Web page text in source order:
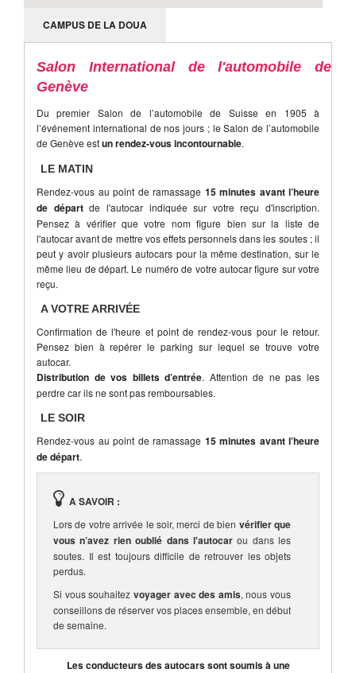
Les prestations non mentionnées
CAMPUS DE LA DOUA
Salon International de l'automobile de
Genève
Du premier Salon de l’automobile de Suisse en 1905 à
l’événement international de nos jours ; le Salon de l’automobile
de Genève estun rendez-vous incontournable.
LE MATIN
Rendez-vous au point de ramassage 15 minutes avant l’heure
de départde l'autocar indiquée sur votre reçu d'inscription.
Pensez à vérifier que votre nom figure bien sur la liste de
l'autocar avant de mettre vos effets personnels dans les soutes ; il
peut y avoir plusieurs autocars pour la même destination, sur le
même lieu de départ. Le numéro de votre autocar figure sur votre
reçu.
A VOTRE ARRIVÉE
Confirmation de l'heure et point de rendez-vous pour le retour.
Pensez bien à repérer le parking sur lequel se trouve votre
autocar.
Distribution de vos billets d’entrée. Attention de ne pas les
perdre car ils ne sont pas remboursables.
LE SOIR
Rendez-vous au point de ramassage 15 minutes avant l’heure
de départ.
A SAVOIR :
Lors de votre arrivée le soir, merci de bien vérifier que
vous n’avez rien oublié dans l'autocarou dans les
soutes. Il est toujours difficile de retrouver les objets
perdus.
Si vous souhaitez voyager avec des amis, nous vous
conseillons de réserver vos places ensemble, en début
de semaine.
Les conducteurs des autocars sont soumis à une